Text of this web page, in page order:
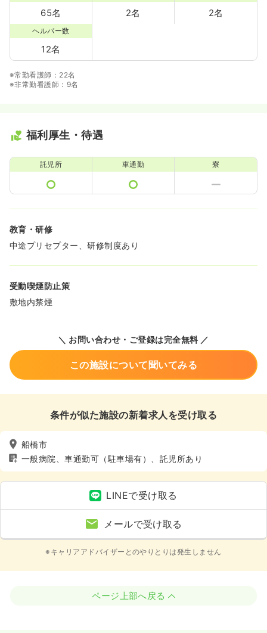
65名 2名 2名
ヘルパー数
12名
※常勤看護師：22名
※非常勤看護師：9名
福利厚生・待遇
託児所 車通勤 寮
教育・研修
中途プリセプター、研修制度あり
受動喫煙防止策
敷地内禁煙
＼ お問い合わせ・ご登録は完全無料 ／
この施設について聞いてみる
条件が似た施設の新着求人を受け取る
船橋市
一般病院、車通勤可（駐車場有）、託児所あり
LINEで受け取る
メールで受け取る
※キャリアアドバイザーとのやりとりは発生しません
ページ上部へ戻る